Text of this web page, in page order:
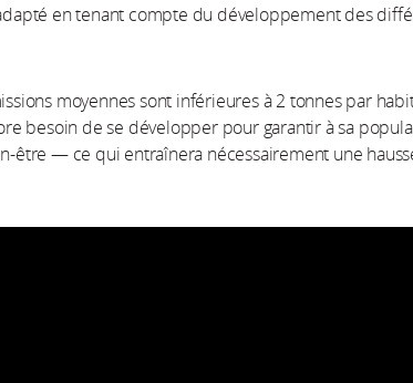
en tenant compte du développement des
moyennes sont inférieures à 2 tonnes par
besoin de se développer pour garantir à sa
être — ce qui entraînera nécessairement une